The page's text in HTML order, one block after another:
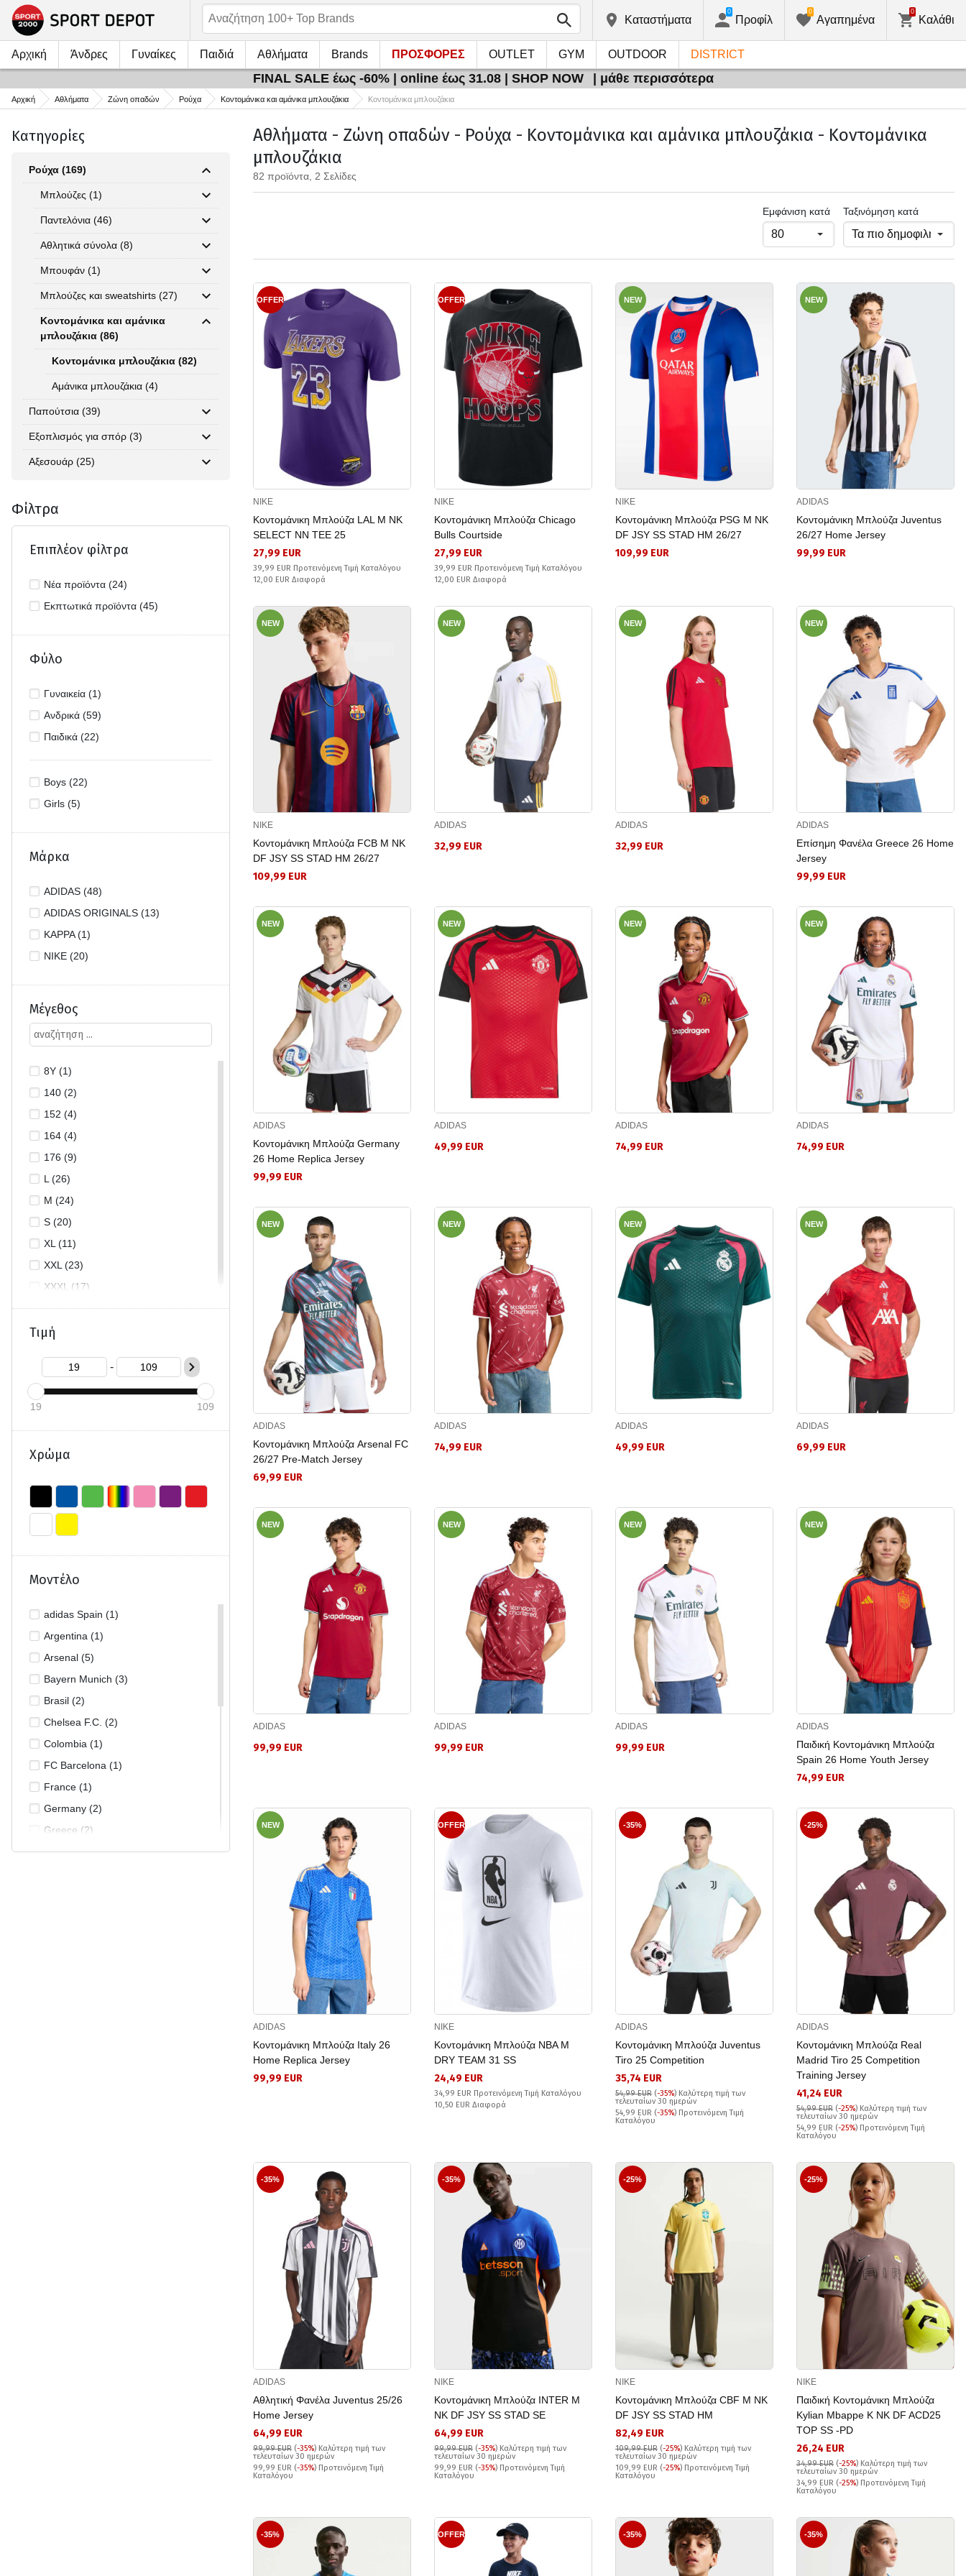
Kαταστήματα Προφίλ
0
Αγαπημένα
0
Καλάθι
0
Αρχική Άνδρες Γυναίκες Παιδιά Αθλήματα Brands ΠΡΟΣΦΟΡΕΣ OUTLET GYM OUTDOOR DISTRICT
FINAL SALE έως -60% | online έως 31.08 | SHOP NOW | μάθε περισσότερα
Αρχική Αθλήματα Ζώνη οπαδών Ρούχα Κοντομάνικα και αμάνικα μπλουζάκια Κοντομάνικα μπλουζάκια
Κατηγορίες
Ρούχα (169)
Μπλούζες (1)
Παντελόνια (46)
Αθλητικά σύνολα (8)
Μπουφάν (1)
Μπλούζες και sweatshirts (27)
Κοντομάνικα και αμάνικα
μπλουζάκια (86)
Κοντομάνικα μπλουζάκια (82)
Αμάνικα μπλουζάκια (4)
Παπούτσια (39)
Εξοπλισμός για σπόρ (3)
Αξεσουάρ (25)
Φίλτρα
Επιπλέον φίλτρα
Νέα προϊόντα (24)
Εκπτωτικά προϊόντα (45)
Φύλο
Γυναικεία (1)
Ανδρικά (59)
Παιδικά (22)
Boys (22)
Girls (5)
Μάρκα
ADIDAS (48)
ADIDAS ORIGINALS (13)
KAPPA (1)
NIKE (20)
Μέγεθος
8Y (1)
140 (2)
152 (4)
164 (4)
176 (9)
L (26)
M (24)
S (20)
XL (11)
XXL (23)
XXXL (17)
Τιμή
-
19 109
Χρώμα
Μοντέλο
adidas Spain (1)
Argentina (1)
Arsenal (5)
Bayern Munich (3)
Brasil (2)
Chelsea F.C. (2)
Colombia (1)
FC Barcelona (1)
France (1)
Germany (2)
Greece (2)
Inter (5)
Αθλήματα - Ζώνη οπαδών - Ρούχα - Κοντομάνικα και αμάνικα μπλουζάκια - Κοντομάνικα
μπλουζάκια
82 προϊόντα, 2 Σελίδες
Εμφάνιση κατά Ταξινόμηση κατά
OFFER
NIKE
Κοντομάνικη Μπλούζα LAL M NK
SELECT NN TEE 25
27,99 EUR
39,99 EUR Προτεινόμενη Τιμή Καταλόγου
12,00 EUR Διαφορά
OFFER
NIKE
Κοντομάνικη Μπλούζα Chicago
Bulls Courtside
27,99 EUR
39,99 EUR Προτεινόμενη Τιμή Καταλόγου
12,00 EUR Διαφορά
NEW
NIKE
Κοντομάνικη Μπλούζα PSG M NK
DF JSY SS STAD HM 26/27
109,99 EUR
NEW
ADIDAS
Κοντομάνικη Μπλούζα Juventus
26/27 Home Jersey
99,99 EUR
NEW
NIKE
Κοντομάνικη Μπλούζα FCB M NK
DF JSY SS STAD HM 26/27
109,99 EUR
NEW
ADIDAS
32,99 EUR
NEW
ADIDAS
32,99 EUR
NEW
ADIDAS
Επίσημη Φανέλα Greece 26 Home
Jersey
99,99 EUR
NEW
ADIDAS
Κοντομάνικη Μπλούζα Germany
26 Home Replica Jersey
99,99 EUR
NEW
ADIDAS
49,99 EUR
NEW
ADIDAS
74,99 EUR
NEW
ADIDAS
74,99 EUR
NEW
ADIDAS
Κοντομάνικη Μπλούζα Arsenal FC
26/27 Pre-Match Jersey
69,99 EUR
NEW
ADIDAS
74,99 EUR
NEW
ADIDAS
49,99 EUR
NEW
ADIDAS
69,99 EUR
NEW
ADIDAS
99,99 EUR
NEW
ADIDAS
99,99 EUR
NEW
ADIDAS
99,99 EUR
NEW
ADIDAS
Παιδική Κοντομάνικη Μπλούζα
Spain 26 Home Youth Jersey
74,99 EUR
NEW
ADIDAS
Κοντομάνικη Μπλούζα Italy 26
Home Replica Jersey
99,99 EUR
OFFER
NIKE
Κοντομάνικη Μπλούζα NBA M
DRY TEAM 31 SS
24,49 EUR
34,99 EUR Προτεινόμενη Τιμή Καταλόγου
10,50 EUR Διαφορά
-35%
ADIDAS
Κοντομάνικη Μπλούζα Juventus
Tiro 25 Competition
35,74 EUR
54,99 EUR (-35%) Καλύτερη τιμή των
τελευταίων 30 ημερών
54,99 EUR (-35%) Προτεινόμενη Τιμή
Καταλόγου
-25%
ADIDAS
Κοντομάνικη Μπλούζα Real
Madrid Tiro 25 Competition
Training Jersey
41,24 EUR
54,99 EUR (-25%) Καλύτερη τιμή των
τελευταίων 30 ημερών
54,99 EUR (-25%) Προτεινόμενη Τιμή
Καταλόγου
-35%
ADIDAS
Αθλητική Φανέλα Juventus 25/26
Home Jersey
64,99 EUR
99,99 EUR (-35%) Καλύτερη τιμή των
τελευταίων 30 ημερών
99,99 EUR (-35%) Προτεινόμενη Τιμή
Καταλόγου
-35%
NIKE
Κοντομάνικη Μπλούζα INTER M
NK DF JSY SS STAD SE
64,99 EUR
99,99 EUR (-35%) Καλύτερη τιμή των
τελευταίων 30 ημερών
99,99 EUR (-35%) Προτεινόμενη Τιμή
Καταλόγου
-25%
NIKE
Κοντομάνικη Μπλούζα CBF M NK
DF JSY SS STAD HM
82,49 EUR
109,99 EUR (-25%) Καλύτερη τιμή των
τελευταίων 30 ημερών
109,99 EUR (-25%) Προτεινόμενη Τιμή
Καταλόγου
-25%
NIKE
Παιδική Κοντομάνικη Μπλούζα
Kylian Mbappe K NK DF ACD25
TOP SS -PD
26,24 EUR
34,99 EUR (-25%) Καλύτερη τιμή των
τελευταίων 30 ημερών
34,99 EUR (-25%) Προτεινόμενη Τιμή
Καταλόγου
-35% OFFER -35% -35%